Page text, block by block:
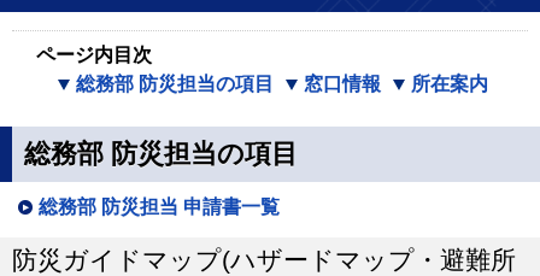
ページ内目次
総務部 防災担当の項目
窓口情報 所在案内
総務部 防災担当の項目
総務部 防災担当 申請書一覧
防災ガイドマップ(ハザードマップ・避難所